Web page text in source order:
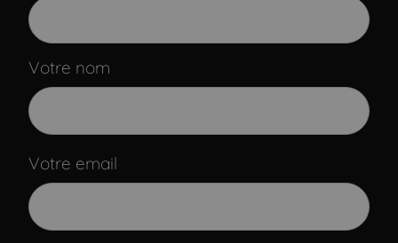
Votre nom
Votre email